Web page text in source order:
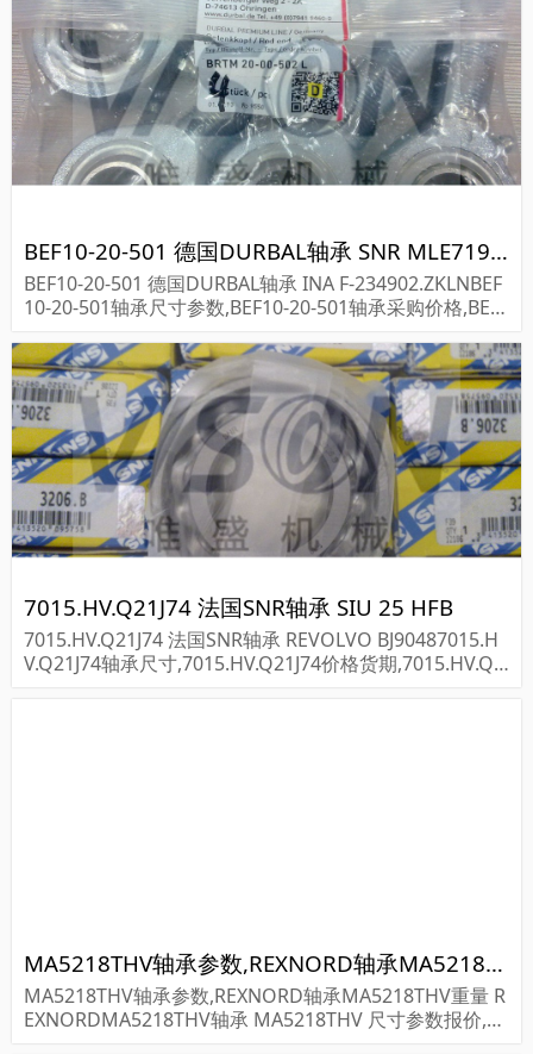
BEF10-20-501 德国DURBAL轴承 SNR MLE71900CVUJ74S
BEF10-20-501 德国DURBAL轴承 INA F-234902.ZKLNBEF
10-20-501轴承尺寸参数,BEF10-20-501轴承采购价格,BEF
7015.HV.Q21J74 法国SNR轴承 SIU 25 HFB
7015.HV.Q21J74 法国SNR轴承 REVOLVO BJ90487015.H
V.Q21J74轴承尺寸,7015.HV.Q21J74价格货期,7015.HV.Q2
MA5218THV轴承参数,REXNORD轴承MA5218THV重量
MA5218THV轴承参数,REXNORD轴承MA5218THV重量 R
EXNORDMA5218THV轴承 MA5218THV 尺寸参数报价,RE